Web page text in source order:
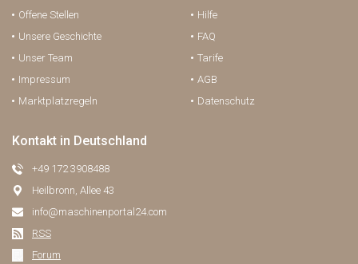
Offene Stellen
Unsere Geschichte
Unser Team
Impressum
Marktplatzregeln
Hilfe
FAQ
Tarife
AGB
Datenschutz
Kontakt in Deutschland
+49 172 3908488
Heilbronn, Allee 43
info@maschinenportal24.сom
RSS
Forum